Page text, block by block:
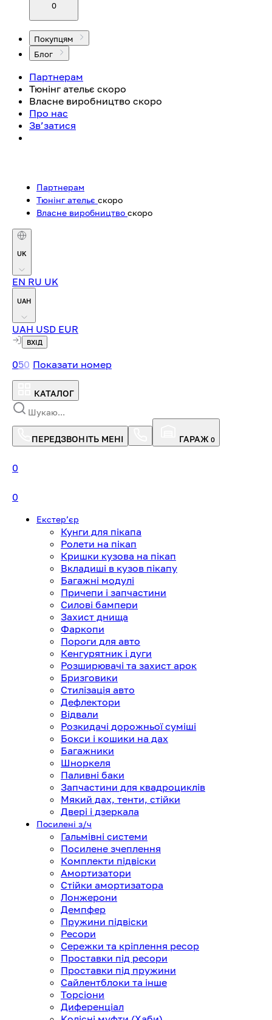
0
Покупцям
Блог
Партнерам
Тюнінг ательє скоро
Власне виробництво скоро
Про нас
Зв’затися
Партнерам
Тюнінг ательє скоро
Власне виробництво скоро
UK
EN RU UK
UAH
UAH USD EUR
ВХІД
050 Показати номер
КАТАЛОГ
ПЕРЕДЗВОНІТЬ МЕНІ ГАРАЖ 0
0
0
Екстерʼєр
Кунги для пікапа
Ролети на пікап
Кришки кузова на пікап
Вкладиші в кузов пікапу
Багажні модулі
Причепи і запчастини
Силові бампери
Захист днища
Фаркопи
Пороги для авто
Кенгурятник і дуги
Розширювачі та захист арок
Бризговики
Стилізація авто
Дефлектори
Відвали
Розкидачі дорожньої суміші
Бокси і кошики на дах
Багажники
Шноркеля
Паливні баки
Запчастини для квадроциклів
Мякий дах, тенти, стійки
Двері і дзеркала
Посилені з/ч
Гальмівні системи
Посилене зчеплення
Комплекти підвіски
Амортизатори
Стійки амортизатора
Лонжерони
Демпфер
Пружини підвіски
Ресори
Сережки та кріплення ресор
Проставки під ресори
Проставки під пружини
Сайлентблоки та інше
Торсіони
Диференціал